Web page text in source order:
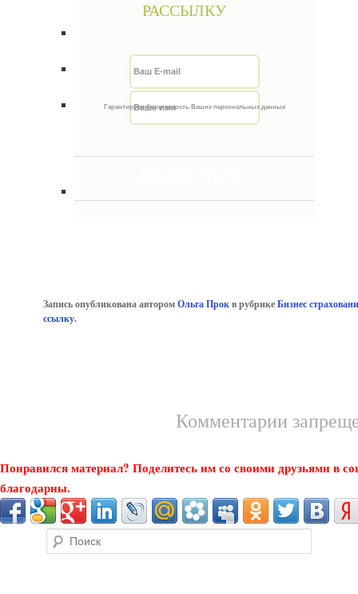
РАССЫЛКУ
Гарантируем безопасность Ваших персональных данных
Запись опубликована автором Ольга Прокв рубрике Бизнес
ссылку.
Комментарии
Понравился материал? Поделитесь им со своими друзьями в
благодарны.
Поиск